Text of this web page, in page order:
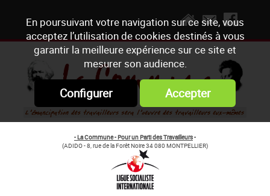
En poursuivant votre navigation sur ce site, vous
acceptez l’utilisation de cookies destinés à vous
garantir la meilleure expérience sur ce site et
mesurer son audience.
Configurer Accepter
- La Commune - Pour un Parti des Travailleurs-
(ADIDO - 8, rue de la Forêt Noire 34 080 MONTPELLIER)